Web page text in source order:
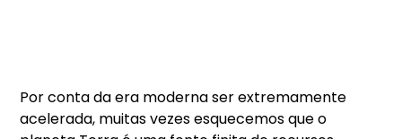
Por conta da era moderna ser extremamente
acelerada, muitas vezes esquecemos que o